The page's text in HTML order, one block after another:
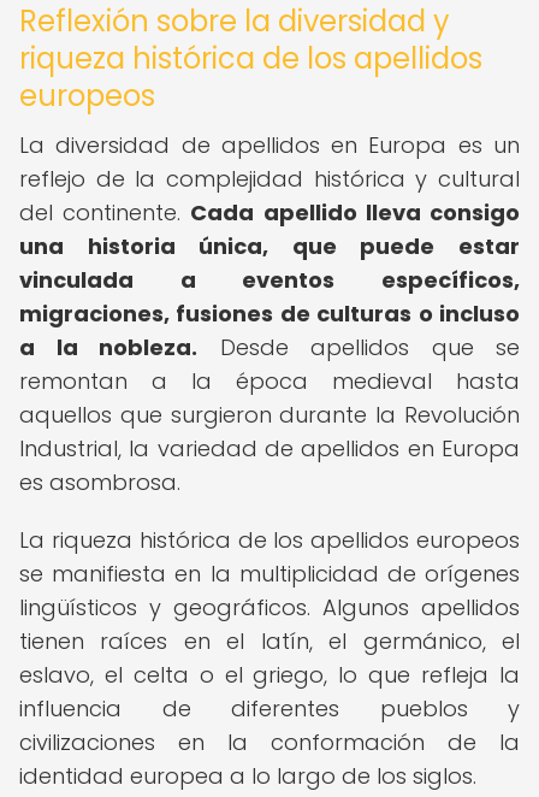
Reflexión sobre la diversidad y
riqueza histórica de los apellidos
europeos
La diversidad de apellidos en Europa es un
reflejo de la complejidad histórica y cultural
del continente. Cada apellido lleva consigo
una historia única, que puede estar
vinculada a eventos específicos,
migraciones, fusiones de culturas o incluso
a la nobleza. Desde apellidos que se
remontan a la época medieval hasta
aquellos que surgieron durante la Revolución
Industrial, la variedad de apellidos en Europa
es asombrosa.
La riqueza histórica de los apellidos europeos
se manifiesta en la multiplicidad de orígenes
lingüísticos y geográficos. Algunos apellidos
tienen raíces en el latín, el germánico, el
eslavo, el celta o el griego, lo que refleja la
influencia de diferentes pueblos y
civilizaciones en la conformación de la
identidad europea a lo largo de los siglos.